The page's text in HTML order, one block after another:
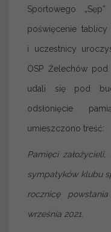
Sportowego
poświęcenie
i uczestnicy
OSP Żelechów pod
udali się pod
odsłonięcie
umieszczono treść:
Pamięci założycieli,
sympatyków klubu
rocznicę
września 2021.